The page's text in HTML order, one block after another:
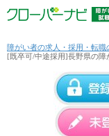
障がい者の求人・採用・転職
[既卒可/中途採用]長野県の障